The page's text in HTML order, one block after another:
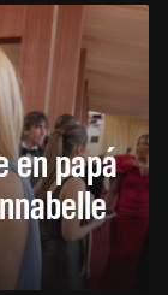
en papá